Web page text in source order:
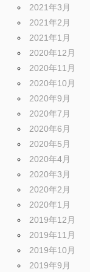
2021年3月
2021年2月
2021年1月
2020年12月
2020年11月
2020年10月
2020年9月
2020年7月
2020年6月
2020年5月
2020年4月
2020年3月
2020年2月
2020年1月
2019年12月
2019年11月
2019年10月
2019年9月